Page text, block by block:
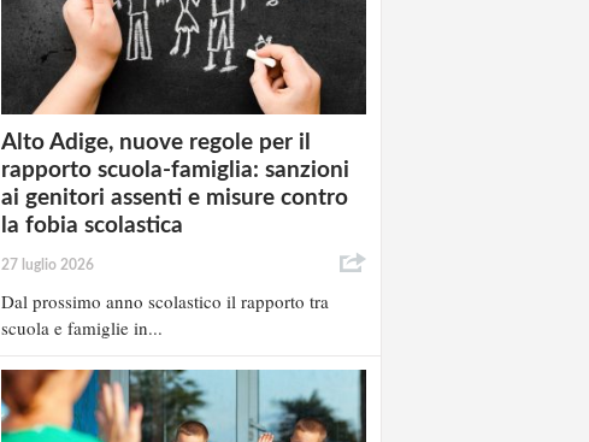
Alto Adige, nuove regole per il
rapporto scuola-famiglia: sanzioni
ai genitori assenti e misure contro
la fobia scolastica
27 luglio 2026
Dal prossimo anno scolastico il rapporto tra
scuola e famiglie in...